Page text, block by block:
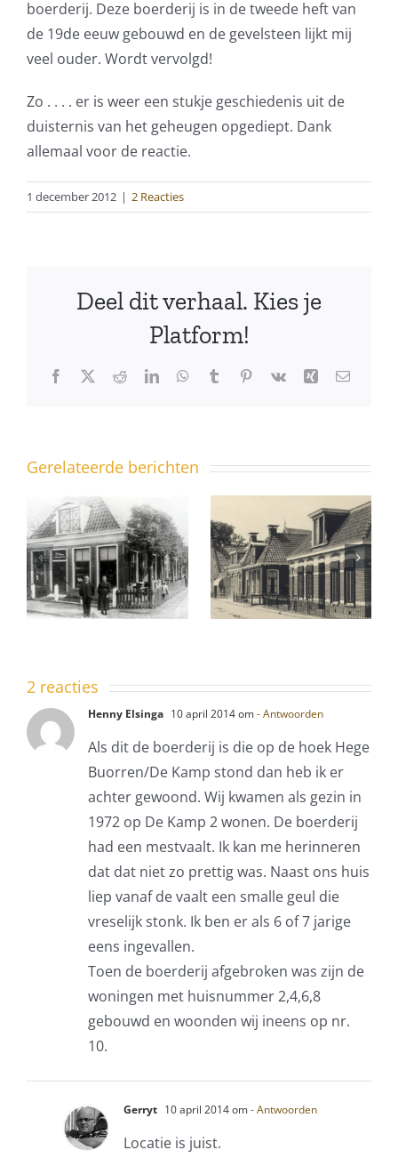
boerderij. Deze boerderij is in de tweede heft van
de 19de eeuw gebouwd en de gevelsteen lijkt mij
veel ouder. Wordt vervolgd!
Zo . . . . er is weer een stukje geschiedenis uit de
duisternis van het geheugen opgediept. Dank
allemaal voor de reactie.
1 december 2012 | 2 Reacties
Deel dit verhaal. Kies je
Platform!
Facebook
X RedditLinkedInWhatsApp
TumblrPinterest
Vk Xing E-
Gerelateerde berichten
Ferniawei
10 – ook
een pand
met
Uit het
dorpsarchief
2 reacties
Henny Elsinga 10 april 2014 om- Antwoorden
Als dit de boerderij is die op de hoek Hege
Buorren/De Kamp stond dan heb ik er
achter gewoond. Wij kwamen als gezin in
1972 op De Kamp 2 wonen. De boerderij
had een mestvaalt. Ik kan me herinneren
dat dat niet zo prettig was. Naast ons huis
liep vanaf de vaalt een smalle geul die
vreselijk stonk. Ik ben er als 6 of 7 jarige
eens ingevallen.
Toen de boerderij afgebroken was zijn de
woningen met huisnummer 2,4,6,8
gebouwd en woonden wij ineens op nr.
10.
Gerryt 10 april 2014 om- Antwoorden
Locatie is juist.